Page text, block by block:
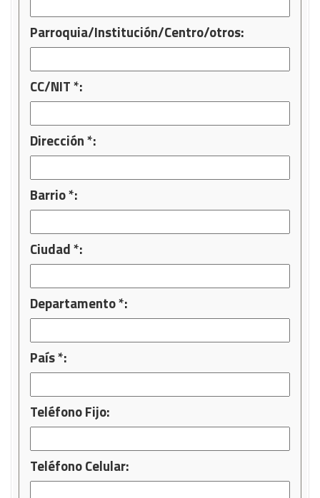
Parroquia/Institución/Centro/otros:
CC/NIT *:
Dirección *:
Barrio *:
Ciudad *:
Departamento *:
País *:
Teléfono Fijo:
Teléfono Celular: